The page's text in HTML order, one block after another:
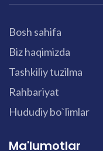
Bosh sahifa
Biz haqimizda
Tashkiliy tuzilma
Rahbariyat
Hududiy bo`limlar
Ma'lumotlar